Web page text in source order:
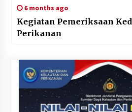
6 months ago
Kegiatan Pemeriksaan
Perikanan